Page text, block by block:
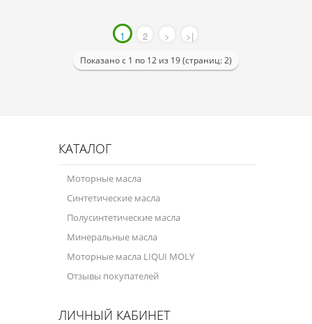
1 2 > >|
Показано с 1 по 12 из 19 (страниц: 2)
КАТАЛОГ
Моторные масла
Синтетические масла
Полусинтетические масла
Минеральные масла
Моторные масла LIQUI MOLY
Отзывы покупателей
ЛИЧНЫЙ КАБИНЕТ